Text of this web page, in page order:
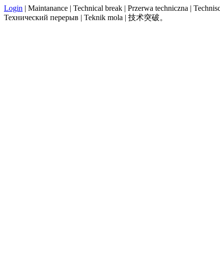
Login | Maintanance | Technical break | Przerwa techniczna |
Технический перерыв | Teknik mola | 技术突破。